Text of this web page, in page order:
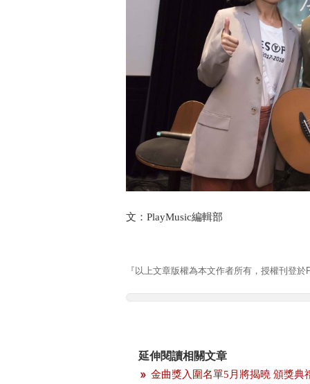
文：PlayMusic編輯部 資料/
『以上文章版權為本文作者所有，授權刊登
延伸閱讀相關文章
金曲獎入圍名單5月將揭曉 頒獎典